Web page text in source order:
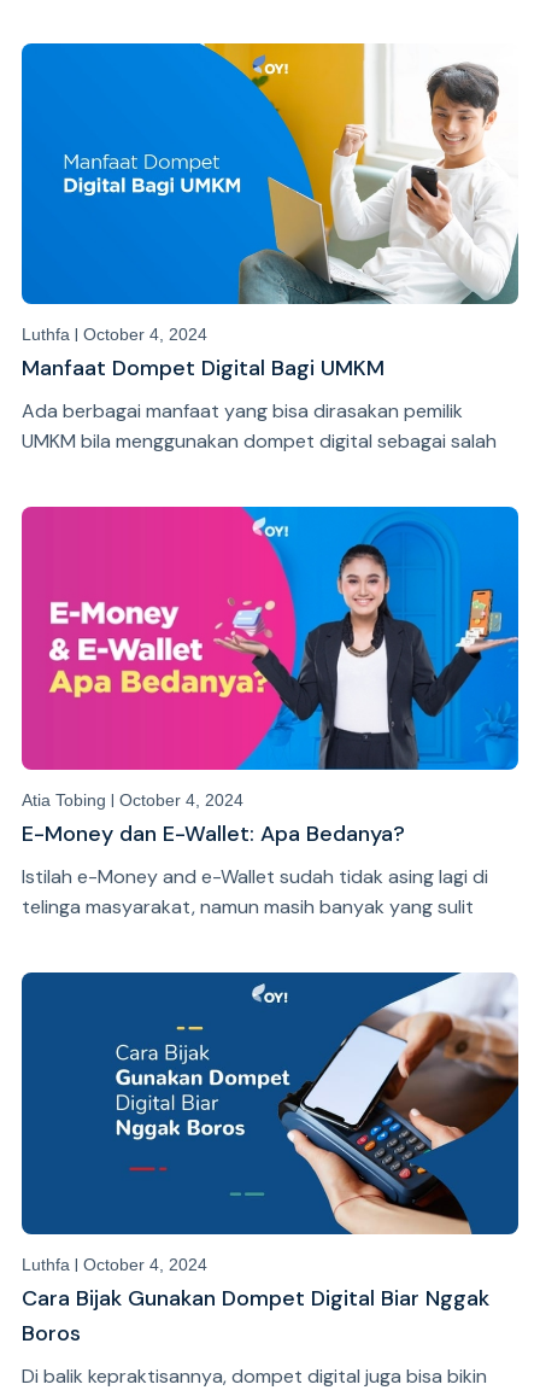
Luthfa | October 4, 2024
Manfaat Dompet Digital Bagi UMKM
Ada berbagai manfaat yang bisa dirasakan pemilik
UMKM bila menggunakan dompet digital sebagai salah
Atia Tobing | October 4, 2024
E-Money dan E-Wallet: Apa Bedanya?
Istilah e-Money and e-Wallet sudah tidak asing lagi di
telinga masyarakat, namun masih banyak yang sulit
dan e-Wallet?
Luthfa | October 4, 2024
Cara Bijak Gunakan Dompet Digital Biar Nggak
Boros
Di balik kepraktisannya, dompet digital juga bisa bikin